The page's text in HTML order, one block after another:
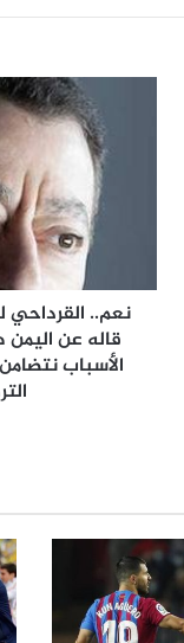
نعم..
قاله عن
الأسباب